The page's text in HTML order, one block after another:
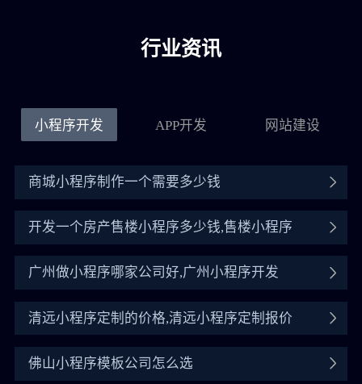
行业资讯
小程序开发 APP开发 网站建设
商城小程序制作一个需要多少钱
开发一个房产售楼小程序多少钱,售楼小程序
广州做小程序哪家公司好,广州小程序开发
清远小程序定制的价格,清远小程序定制报价
佛山小程序模板公司怎么选